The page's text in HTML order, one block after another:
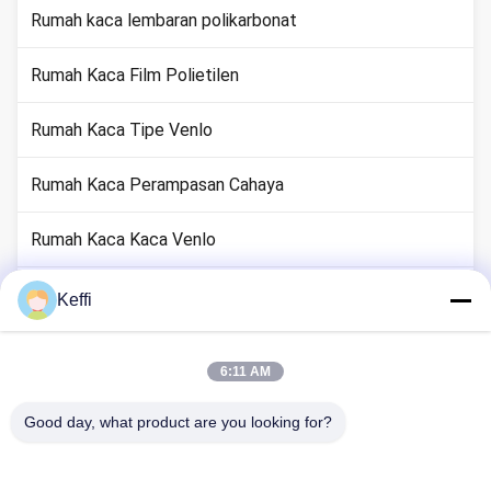
Rumah kaca lembaran polikarbonat
Rumah Kaca Film Polietilen
Rumah Kaca Tipe Venlo
Rumah Kaca Perampasan Cahaya
Rumah Kaca Kaca Venlo
Aksesori Sistem Rumah Kaca
Keffi
6:11 AM
Good day, what product are you looking for?